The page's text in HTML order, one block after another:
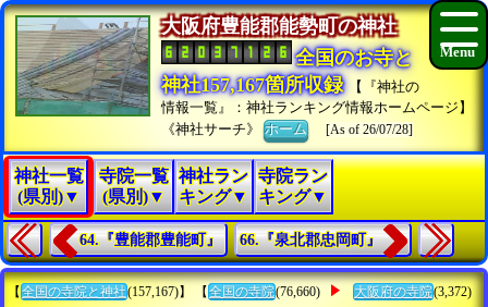
大阪府豊能郡能勢町の神社
全国のお寺と
神社157,167箇所収録
【『神社の
情報一覧』：神社ランキング情報ホームページ】
《神社サーチ》ホーム [As of 26/07/28]
神社一覧
(県別)▼
寺院一覧
(県別)▼
神社ラン
キング▼
寺院ラン
キング▼
64.『豊能郡豊能町』 66.『泉北郡忠岡町』
【 全国の寺院と神社(157,167)】 【 全国の寺院(76,660) 大阪府の寺院(3,372)